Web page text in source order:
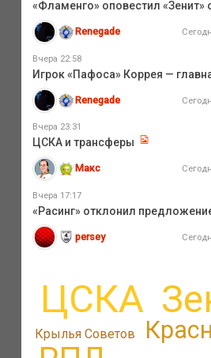
«Фламенго» оповестил «Зенит»
Renegade
Вчера 22:58
Игрок «Пафоса» Коррея —
Renegade
Вчера 23:31
ЦСКА и трансферы
Макс
Вчера 17:17
«Расинг» отклонил
persey
ЦСКА
Крылья Советов